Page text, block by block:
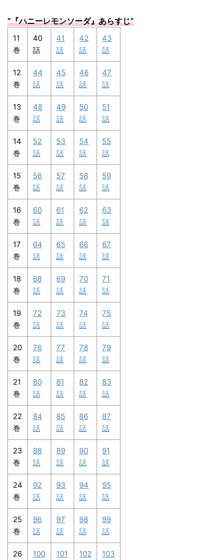
”『ハニーレモンソーダ』あらすじ”
11
巻
40
話
41
話
42
話
43
話
12
巻
44
話
45
話
46
話
47
話
13
巻
48
話
49
話
50
話
51
話
14
巻
52
話
53
話
54
話
55
話
15
巻
56
話
57
話
58
話
59
話
16
巻
60
話
61
話
62
話
63
話
17
巻
64
話
65
話
66
話
67
話
18
巻
68
話
69
話
70
話
71
話
19
巻
72
話
73
話
74
話
75
話
20
巻
76
話
77
話
78
話
79
話
21
巻
80
話
81
話
82
話
83
話
22
巻
84
話
85
話
86
話
87
話
23
巻
88
話
89
話
90
話
91
話
24
巻
92
話
93
話
94
話
95
話
25
巻
96
話
97
話
98
話
99
話
26
100
101
102
103